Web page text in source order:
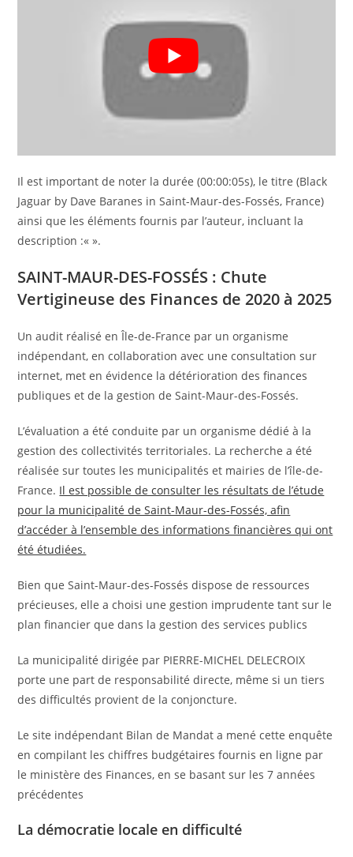
Il est important de noter la durée (00:00:05s), le titre (Black
Jaguar by Dave Baranes in Saint-Maur-des-Fossés, France)
ainsi que les éléments fournis par l’auteur, incluant la
description :« ».
SAINT-MAUR-DES-FOSSÉS : Chute
Vertigineuse des Finances de 2020 à 2025
Un audit réalisé en Île-de-France par un organisme
indépendant, en collaboration avec une consultation sur
internet, met en évidence la détérioration des finances
publiques et de la gestion de Saint-Maur-des-Fossés.
L’évaluation a été conduite par un organisme dédié à la
gestion des collectivités territoriales. La recherche a été
réalisée sur toutes les municipalités et mairies de l’île-de-
France. Il est possible de consulter les résultats de l’étude
pour la municipalité de Saint-Maur-des-Fossés, afin
d’accéder à l’ensemble des informations financières qui ont
été étudiées.
Bien que Saint-Maur-des-Fossés dispose de ressources
précieuses, elle a choisi une gestion imprudente tant sur le
plan financier que dans la gestion des services publics
La municipalité dirigée par PIERRE-MICHEL DELECROIX
porte une part de responsabilité directe, même si un tiers
des difficultés provient de la conjoncture.
Le site indépendant Bilan de Mandat a mené cette enquête
en compilant les chiffres budgétaires fournis en ligne par
le ministère des Finances, en se basant sur les 7 années
précédentes
La démocratie locale en difficulté